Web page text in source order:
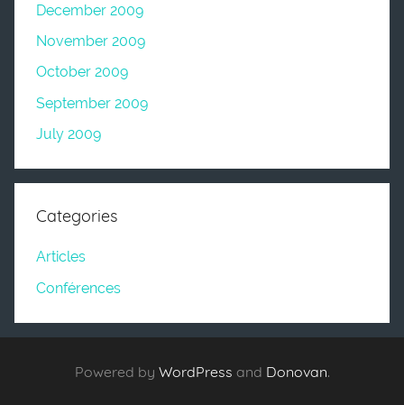
December 2009
November 2009
October 2009
September 2009
July 2009
Categories
Articles
Conférences
Powered by WordPress and Donovan.